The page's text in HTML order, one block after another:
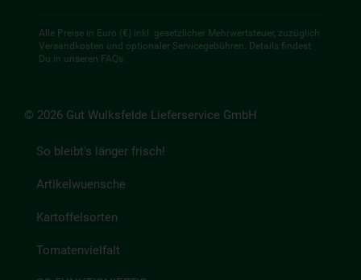
Alle Preise in Euro (€) inkl. gesetzlicher Mehrwertsteuer, zuzüglich
Versandkosten und optionaler Servicegebühren. Details findest
Du in unseren FAQs.
© 2026 Gut Wulksfelde Lieferservice GmbH
So bleibt's länger frisch!
Artikelwuensche
Kartoffelsorten
Tomatenvielfalt